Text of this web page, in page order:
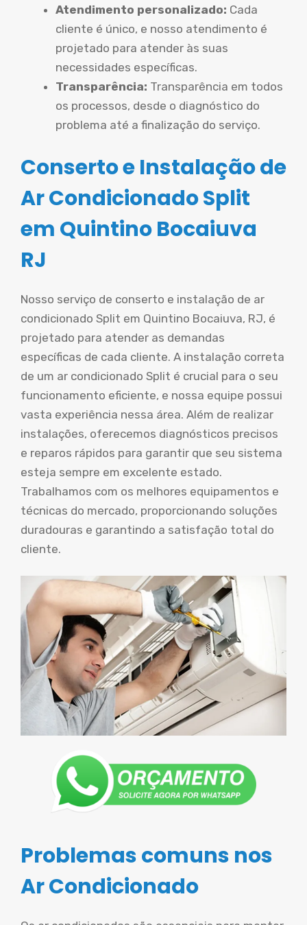
Atendimento personalizado: Cada
cliente é único, e nosso atendimento é
projetado para atender às suas
necessidades específicas.
Transparência: Transparência em todos
os processos, desde o diagnóstico do
problema até a finalização do serviço.
Conserto e Instalação de
Ar Condicionado Split
em Quintino Bocaiuva
RJ
Nosso serviço de conserto e instalação de ar
condicionado Split em Quintino Bocaiuva, RJ, é
projetado para atender as demandas
específicas de cada cliente. A instalação correta
de um ar condicionado Split é crucial para o seu
funcionamento eficiente, e nossa equipe possui
vasta experiência nessa área. Além de realizar
instalações, oferecemos diagnósticos precisos
e reparos rápidos para garantir que seu sistema
esteja sempre em excelente estado.
Trabalhamos com os melhores equipamentos e
técnicas do mercado, proporcionando soluções
duradouras e garantindo a satisfação total do
cliente.
Problemas comuns nos
Ar Condicionado